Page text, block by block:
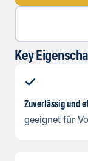
Key
Zuverlässig und
geeignet für